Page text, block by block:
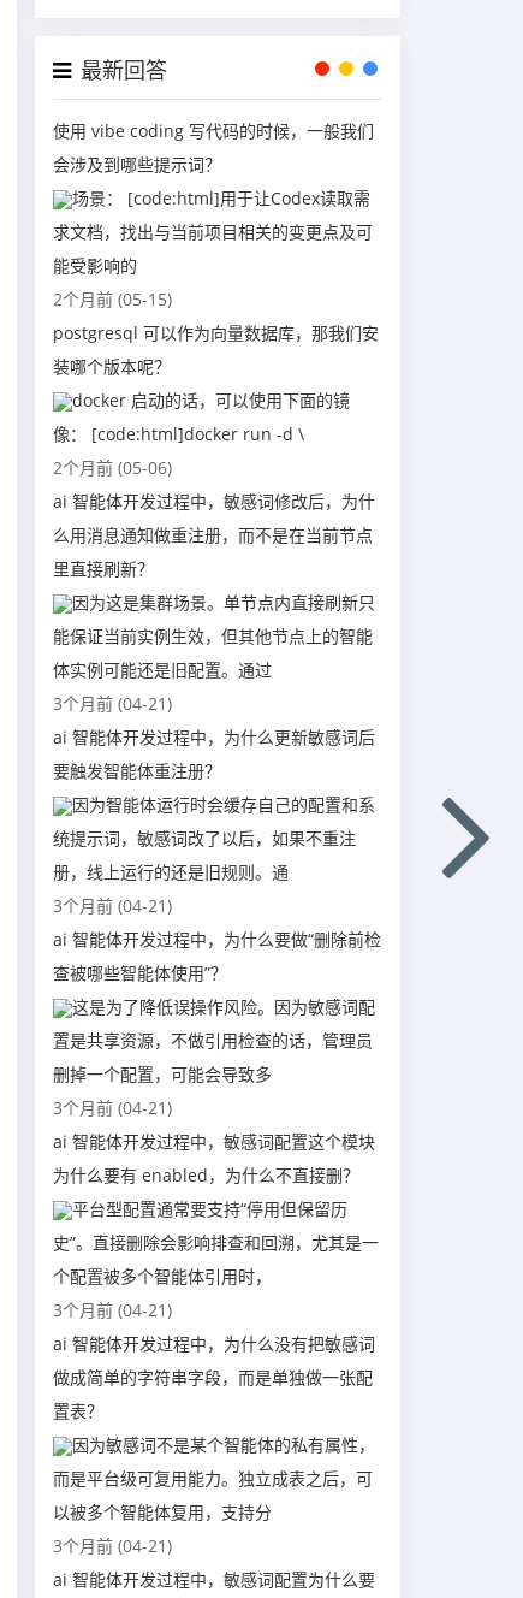
最新回答
使用 vibe coding 写代码的时候，一般我们
会涉及到哪些提示词？
场景： [code:html]用于让Codex读取需
求文档，找出与当前项目相关的变更点及可
能受影响的
2个月前 (05-15)
postgresql 可以作为向量数据库，那我们安
装哪个版本呢？
docker 启动的话，可以使用下面的镜
像： [code:html]docker run -d \
2个月前 (05-06)
ai 智能体开发过程中，敏感词修改后，为什
么用消息通知做重注册，而不是在当前节点
里直接刷新？
因为这是集群场景。单节点内直接刷新只
能保证当前实例生效，但其他节点上的智能
体实例可能还是旧配置。通过
3个月前 (04-21)
ai 智能体开发过程中，为什么更新敏感词后
要触发智能体重注册？
因为智能体运行时会缓存自己的配置和系
统提示词，敏感词改了以后，如果不重注
册，线上运行的还是旧规则。通
3个月前 (04-21)
ai 智能体开发过程中，为什么要做“删除前检
查被哪些智能体使用”？
这是为了降低误操作风险。因为敏感词配
置是共享资源，不做引用检查的话，管理员
删掉一个配置，可能会导致多
3个月前 (04-21)
ai 智能体开发过程中，敏感词配置这个模块
为什么要有 enabled，为什么不直接删？
平台型配置通常要支持“停用但保留历
史”。直接删除会影响排查和回溯，尤其是一
个配置被多个智能体引用时，
3个月前 (04-21)
ai 智能体开发过程中，为什么没有把敏感词
做成简单的字符串字段，而是单独做一张配
置表？
因为敏感词不是某个智能体的私有属性，
而是平台级可复用能力。独立成表之后，可
以被多个智能体复用，支持分
3个月前 (04-21)
ai 智能体开发过程中，敏感词配置为什么要